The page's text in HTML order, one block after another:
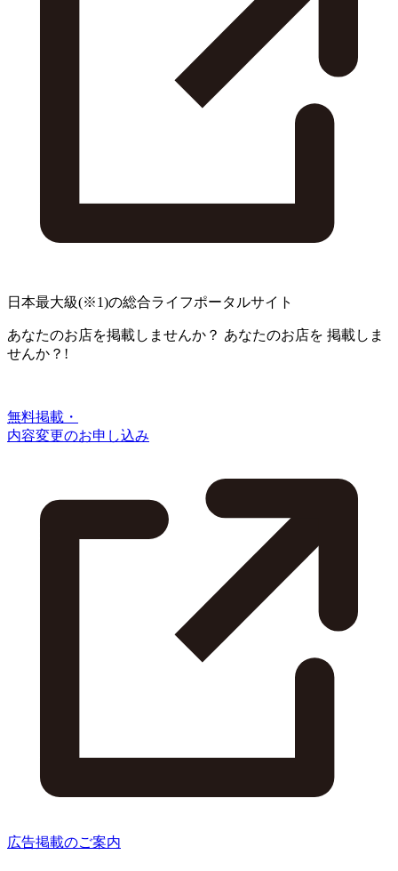
日本最大級(※1)の総合ライフポータルサイト
あなたのお店を掲載しませんか？ あなたのお店を 掲載しま
せんか？!
無料掲載・
内容変更のお申し込み
広告掲載のご案内